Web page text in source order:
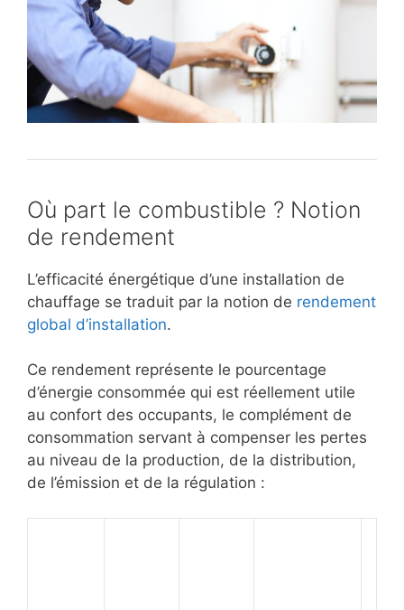
Où part le combustible ? Notion
de rendement
L’efficacité énergétique d’une installation de
chauffage se traduit par la notion de rendement
global d’installation.
Ce rendement représente le pourcentage
d’énergie consommée qui est réellement utile
au confort des occupants, le complément de
consommation servant à compenser les pertes
au niveau de la production, de la distribution,
de l’émission et de la régulation :